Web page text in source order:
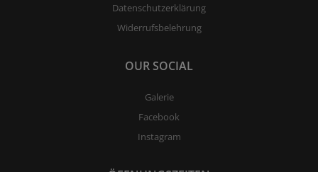
Datenschutzerklärung
Widerrufsbelehrung
OUR SOCIAL
Galerie
Facebook
Instagram